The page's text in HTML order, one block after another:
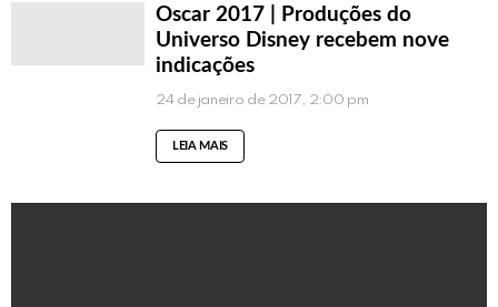
Oscar 2017 | Produções do
Universo Disney recebem nove
indicações
24 de janeiro de 2017, 2:00 pm
LEIA MAIS